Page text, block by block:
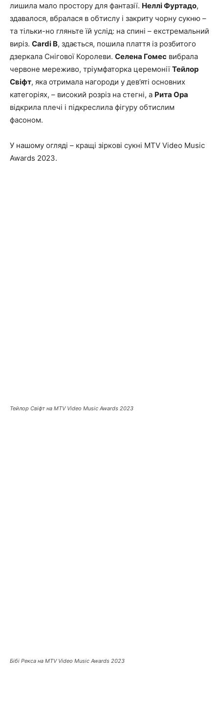
лишила мало простору для фантазії. Неллі Фуртадо,
здавалося, вбралася в обтислу і закриту чорну сукню –
та тільки-но гляньте їй услід: на спині – екстремальний
виріз. Cardi B, здається, пошила плаття із розбитого
дзеркала Снігової Королеви. Селена Гомес вибрала
червоне мереживо, тріумфаторка церемонії Тейлор
Свіфт, яка отримала нагороди у дев’яті основних
категоріях, – високий розріз на стегні, а Рита Ора
відкрила плечі і підкреслила фігуру обтислим
фасоном.
У нашому огляді – кращі зіркові сукні MTV Video Music
Awards 2023.
Тейлор Свіфт на MTV Video Music Awards 2023
Бібі Рекса на MTV Video Music Awards 2023